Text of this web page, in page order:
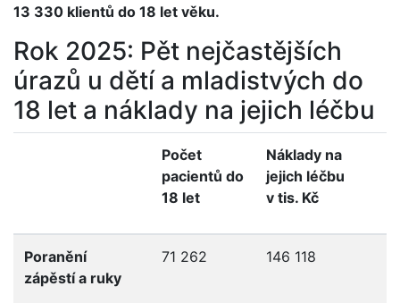
13 330 klientů do 18 let věku.
Rok 2025: Pět nejčastějších
úrazů u dětí a mladistvých do
18 let a náklady na jejich léčbu
Počet
pacientů do
18 let
Náklady na
jejich léčbu
v tis. Kč
Poranění
zápěstí a ruky
71 262 146 118